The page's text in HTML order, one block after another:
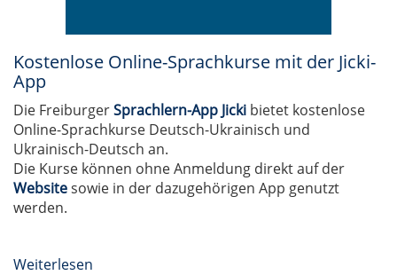
Kostenlose Online-Sprachkurse mit der Jicki-
App
Die FreiburgerSprachlern-App Jicki bietet kostenlose
Online-Sprachkurse Deutsch-Ukrainisch und
Ukrainisch-Deutsch an.
Die Kurse können ohne Anmeldung direkt auf der
Websitesowie in der dazugehörigen App genutzt
werden.
Weiterlesen